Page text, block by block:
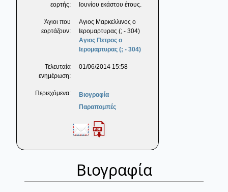
εορτής:
Ιουνίου εκάστου έτους.
Άγιοι που
εορτάζουν:
Αγιος Μαρκελλινος ο
Ιερομαρτυρας (; - 304)
Αγιος Πετρος ο
Ιερομαρτυρας (; - 304)
Τελευταία
ενημέρωση:
01/06/2014 15:58
Περιεχόμενα:
Βιογραφία
Παραπομπές
Βιογραφία